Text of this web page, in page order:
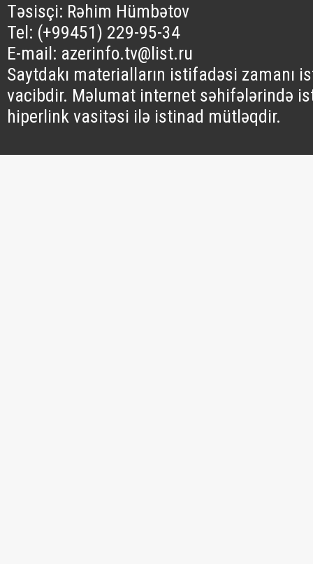
Təsisçi: Rəhim Hümbətov
Tel: (+99451) 229-95-34
E-mail: azerinfo.tv@list.ru
Saytdakı materialların istifadəsi zamanı
vacibdir. Məlumat internet səhifələrində
hiperlink vasitəsi ilə istinad mütləqdir.